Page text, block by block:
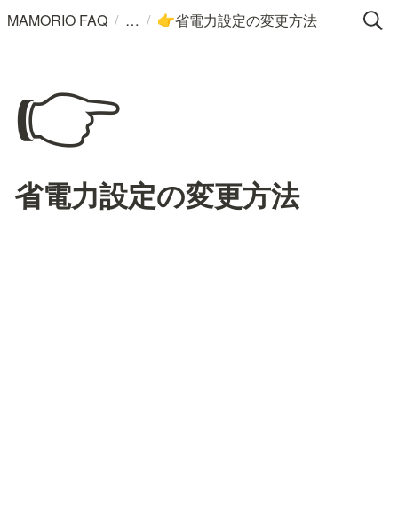
MAMORIO FAQ / / 👉省電力設定の変更方法
👉
省電力設定の変更方法